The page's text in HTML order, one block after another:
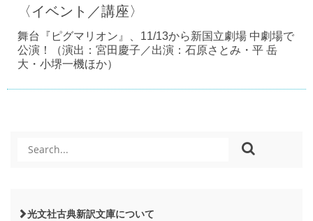
〈イベント／講座〉
舞台『ピグマリオン』、11/13から新国立劇場 中劇場で
公演！（演出：宮田慶子／出演：石原さとみ・平 岳
大・小堺一機ほか）
光文社古典新訳文庫について